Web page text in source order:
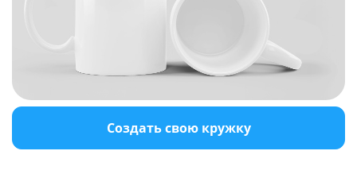
Создать свою кружку